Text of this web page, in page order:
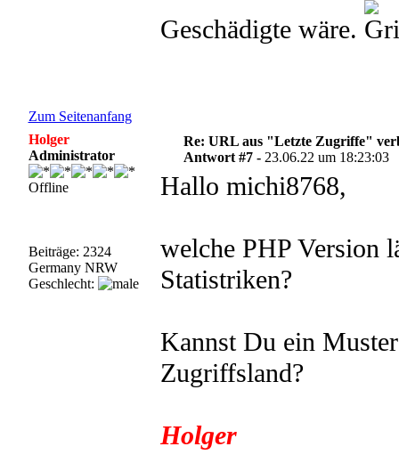
Geschädigte wäre.
Zum Seitenanfang
Holger
Administrator
Offline
Beiträge: 2324
Germany NRW
Geschlecht:
Re: URL aus "Letzte Zugriffe"
Antwort #7 - 23.06.22 um 18:23:03
Hallo michi8768,
welche PHP Version
Statistriken?
Kannst Du ein
Zugriffsland?
Holger